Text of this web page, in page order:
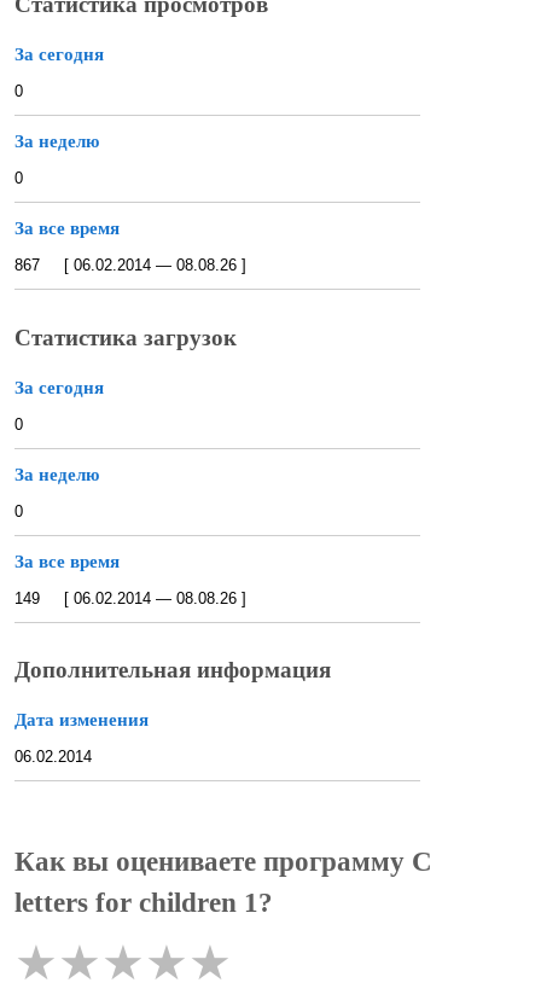
За сегодня
0
За неделю
0
За все время
867 [ 06.02.2014 — 08.08.26 ]
Статистика загрузок
За сегодня
0
За неделю
0
За все время
149 [ 06.02.2014 — 08.08.26 ]
Дополнительная информация
Дата изменения
06.02.2014
Как вы оцениваете программу C
letters for children 1?
★★★★★